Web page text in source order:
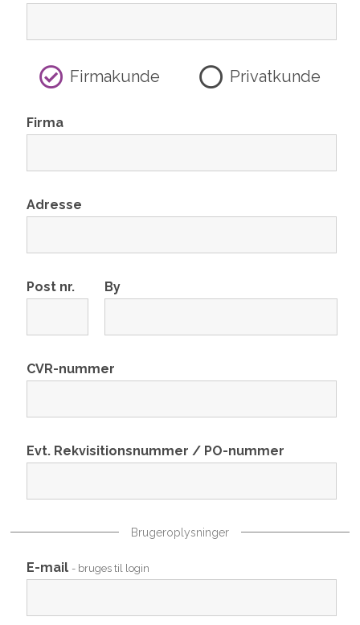
Firmakunde Privatkunde
Firma
Adresse
Post nr. By
CVR-nummer
Evt. Rekvisitionsnummer / PO-nummer
Brugeroplysninger
E-mail - bruges til login